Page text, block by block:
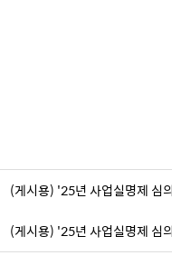
(게시용) '25년 사업실명제 심
(게시용) '25년 사업실명제 심